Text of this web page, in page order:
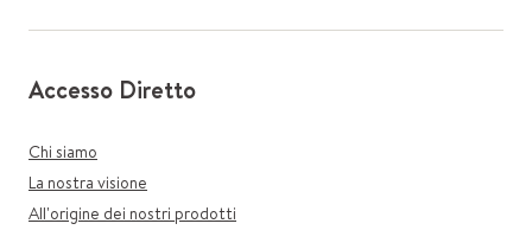
Accesso Diretto
Chi siamo
La nostra visione
All'origine dei nostri prodotti